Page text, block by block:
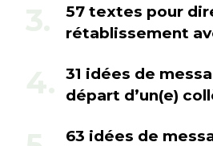
57 textes pour
rétablissement
31 idées de
départ d’un(e)
63 idées de